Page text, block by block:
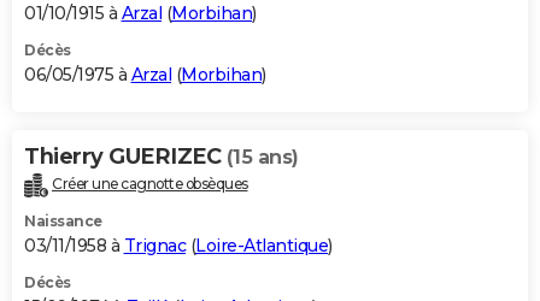
01/10/1915 à Arzal (Morbihan)
Décès
06/05/1975 à Arzal (Morbihan)
Thierry GUERIZEC (15 ans)
Créer une cagnotte obsèques
Naissance
03/11/1958 à Trignac(Loire-Atlantique)
Décès